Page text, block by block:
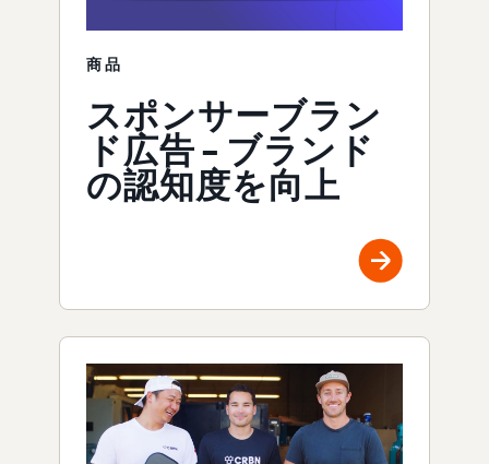
商品
スポンサーブラン
ド広告 – ブランド
の認知度を向上